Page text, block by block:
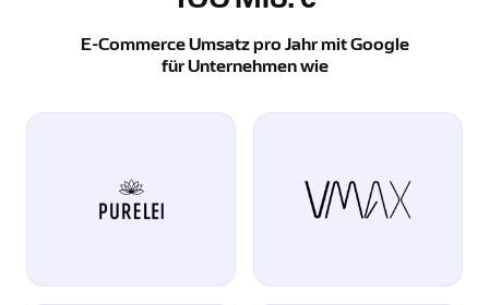
E-Commerce Umsatz pro Jahr mit Google
für Unternehmen wie